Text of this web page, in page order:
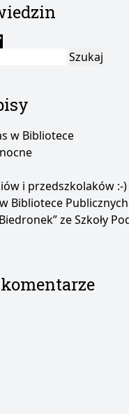
w Bibliotece
i przedszkolaków :-)
Bibliotece
ze Szkoły